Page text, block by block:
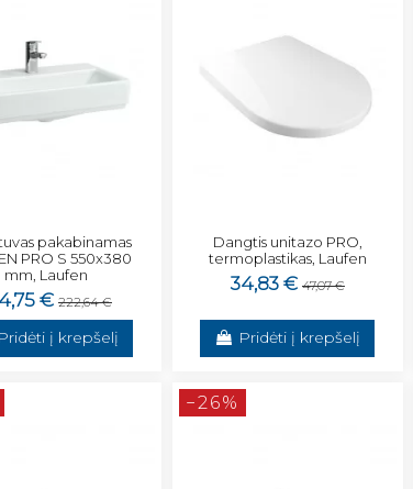
pakabinamas
PRO S 550x380
mm, Laufen
€ 222,64 €
Pridėti į krepšelį
Dangtis unitazo PRO,
termoplastikas, Laufen
34,83 € 47,07 €
Pridėti į krepšelį
−26%